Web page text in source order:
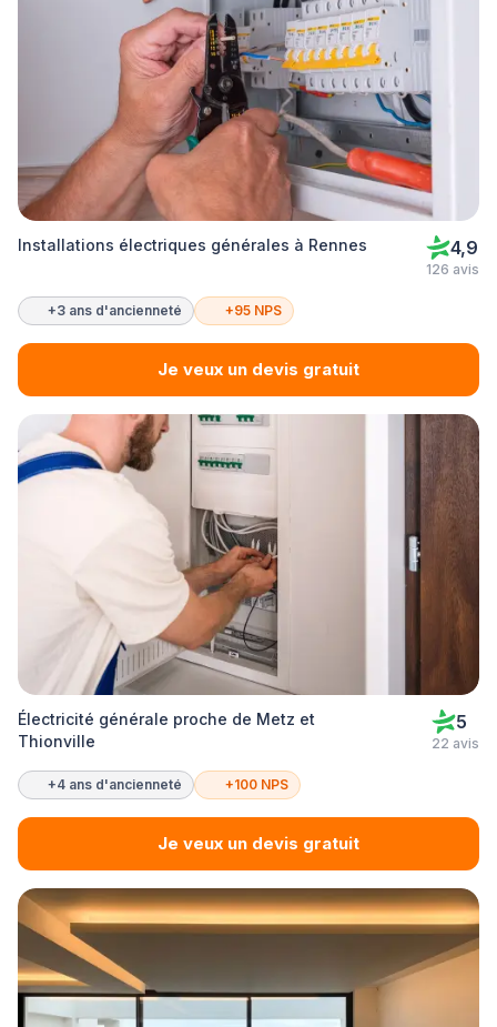
Installations électriques générales à Rennes 4,9
126 avis
+3 ans d'ancienneté +95 NPS
Je veux un devis gratuit
Électricité générale proche de Metz et
Thionville
5
22 avis
+4 ans d'ancienneté +100 NPS
Je veux un devis gratuit